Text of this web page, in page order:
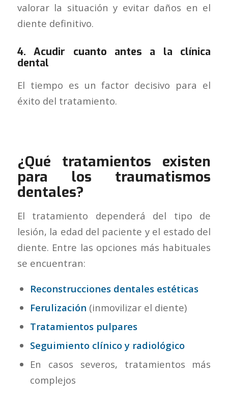
valorar la situación y evitar daños en el
diente definitivo.
4. Acudir cuanto antes a la clínica
dental
El tiempo es un factor decisivo para el
éxito del tratamiento.
¿Qué tratamientos existen
para los traumatismos
dentales?
El tratamiento dependerá del tipo de
lesión, la edad del paciente y el estado del
diente. Entre las opciones más habituales
se encuentran:
Reconstrucciones dentales estéticas
Ferulización (inmovilizar el diente)
Tratamientos pulpares
Seguimiento clínico y radiológico
En casos severos, tratamientos más
complejos